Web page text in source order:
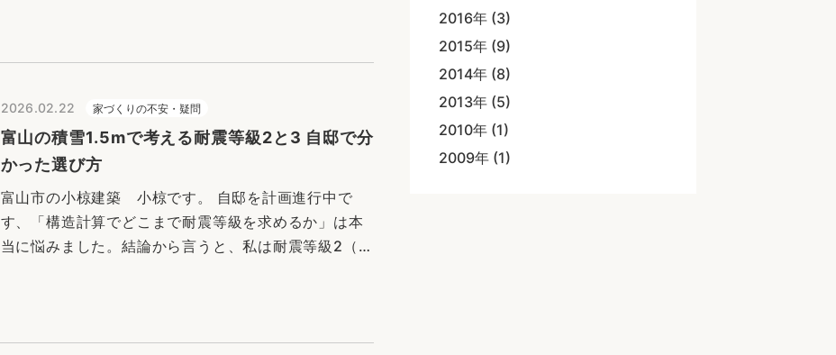
2026.02.22 家づくりの不安・疑問
富山の積雪1.5mで考える耐震等級2と3 自邸で分
かった選び方
富山市の小椋建築 小椋です。 自邸を計画進行中で
す、「構造計算でどこまで耐震等級を求めるか」は本
当に悩みました。結論から言うと、私は耐震等級2（積
2016年 (3)
2015年 (9)
2014年 (8)
2013年 (5)
2010年 (1)
2009年 (1)